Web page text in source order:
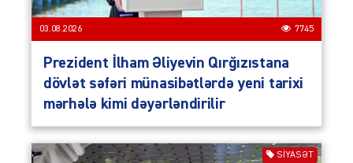
03.08.2026 7745
Prezident İlham Əliyevin Qırğızıstana
dövlət səfəri münasibətlərdə yeni tarixi
mərhələ kimi dəyərləndirilir
SIYASƏT